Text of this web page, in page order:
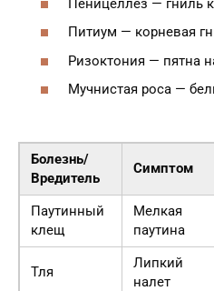
Пеницеллёз — гниль
Питиум — корневая
Ризоктония — пятна
Мучнистая роса —
Болезнь/
Вредитель
Симптом
Паутинный
клещ
Мелкая
паутина
Тля
Липкий
налет